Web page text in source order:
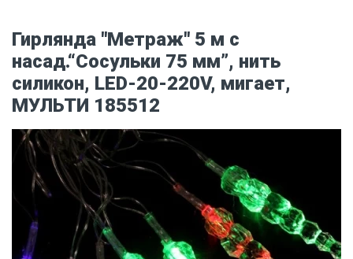
Гирлянда "Метраж" 5 м с
насад.“Сосульки 75 мм”, нить
силикон, LED-20-220V, мигает,
МУЛЬТИ 185512